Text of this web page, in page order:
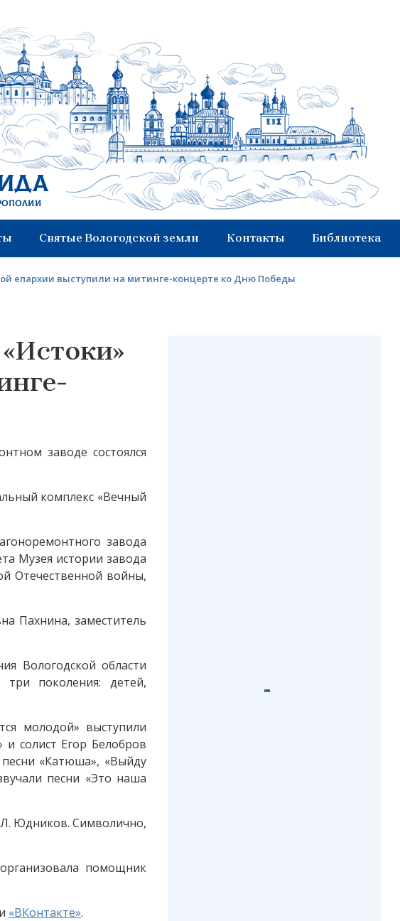
Святые Вологодской земли Контакты Библиотека
епархии выступили на митинге-концерте ко Дню Победы
заводе состоялся
комплекс «Вечный
завода
Музея истории завода
Отечественной войны,
Пахнина, заместитель
Вологодской области
поколения: детей,
молодой» выступили
и солист Егор Белобров
песни «Катюша», «Выйду
песни «Это наша
Л. Юдников. Символично,
помощник
«ВКонтакте».